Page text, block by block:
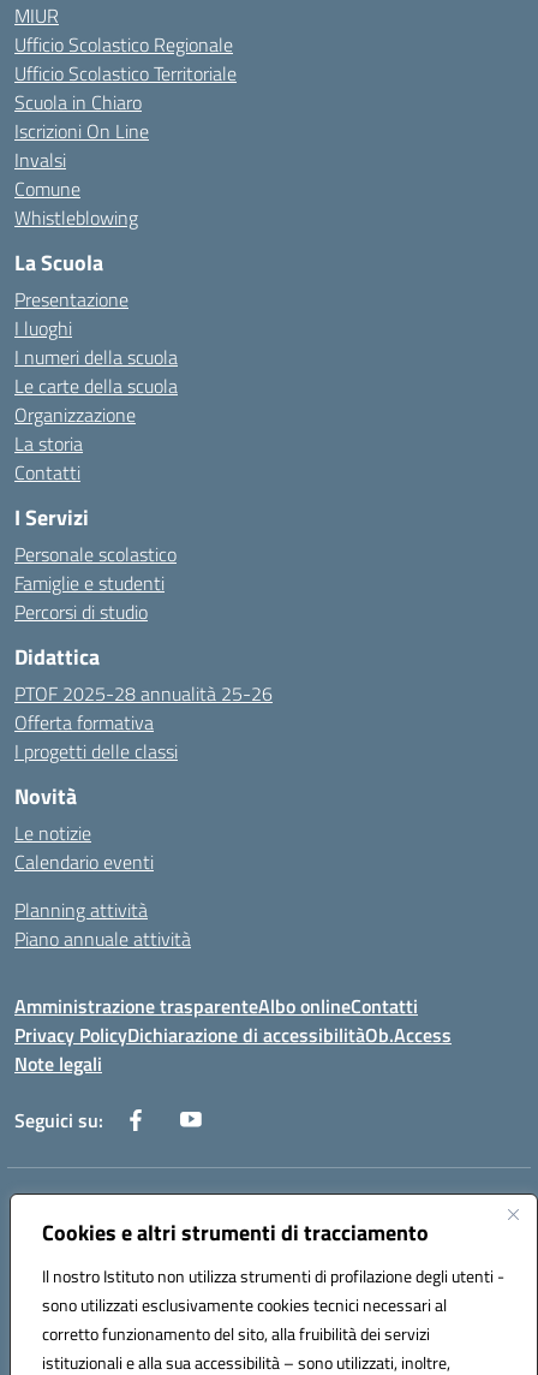
Cookies e altri strumenti di tracciamento
Il nostro Istituto non utilizza strumenti di profilazione degli utenti -
sono utilizzati esclusivamente cookies tecnici necessari al
corretto funzionamento del sito, alla fruibilità dei servizi
istituzionali e alla sua accessibilità – sono utilizzati, inoltre,
MIUR
Ufficio Scolastico Regionale
Ufficio Scolastico Territoriale
Scuola in Chiaro
Iscrizioni On Line
Invalsi
Comune
Whistleblowing
La Scuola
Presentazione
I luoghi
I numeri della scuola
Le carte della scuola
Organizzazione
La storia
Contatti
I Servizi
Personale scolastico
Famiglie e studenti
Percorsi di studio
Didattica
PTOF 2025-28 annualità 25-26
Offerta formativa
I progetti delle classi
Novità
Le notizie
Calendario eventi
Planning attività
Piano annuale attività
Amministrazione trasparenteAlbo onlineContatti
Privacy PolicyDichiarazione di accessibilitàOb.Access
Note legali
Seguici su:
Indirizzo:
Centralino:0733/815931 - 0733/784180
Posta elettronica certificata (PEC):MCIS00200P@pec.istruzione.it
Codice fiscale: 80006860433
Codice meccanografico: MCIS00200P